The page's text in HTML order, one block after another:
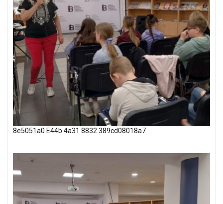
8e5051a0 E44b 4a31 8832 389cd08018a7